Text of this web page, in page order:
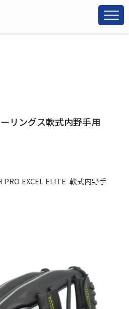
リングス軟式内野手用
EXCEL ELITE 軟式内野手